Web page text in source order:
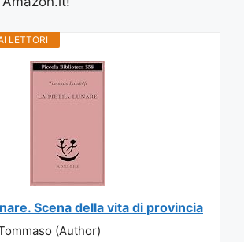
LETTORI
Scena della vita di provincia
(Author)